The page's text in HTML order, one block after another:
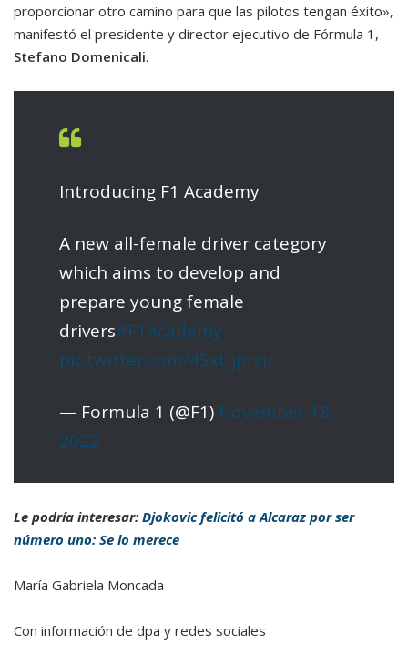
proporcionar otro camino para que las pilotos tengan éxito»,
manifestó el presidente y director ejecutivo de Fórmula 1,
Stefano Domenicali.
Introducing F1 Academy
A new all-female driver category
which aims to develop and
prepare young female
drivers#F1Academy
pic.twitter.com/45xUjprcjt
— Formula 1 (@F1) November 18,
2022
Le podría interesar: Djokovic felicitó a Alcaraz por ser
número uno: Se lo merece
María Gabriela Moncada
Con información de dpa y redes sociales